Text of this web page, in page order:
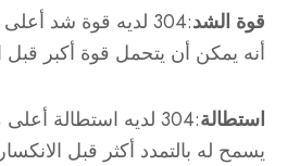
قوة الشد
أنه يمكن أن يتحمل قوة أكبر قبل
استطالة
يسمح له بالتمدد أكثر قبل